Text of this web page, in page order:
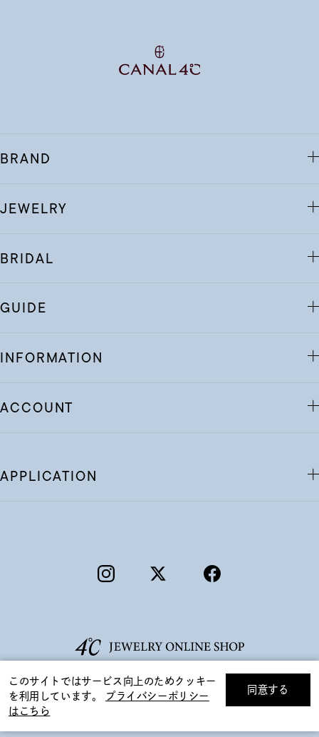
絞り込んで検索する
BRAND
JEWELRY
BRIDAL
GUIDE
INFORMATION
ACCOUNT
APPLICATION
このサイトではサービス向上のためクッキー
を利用しています。
プライバシーポリシー
はこちら
同意する